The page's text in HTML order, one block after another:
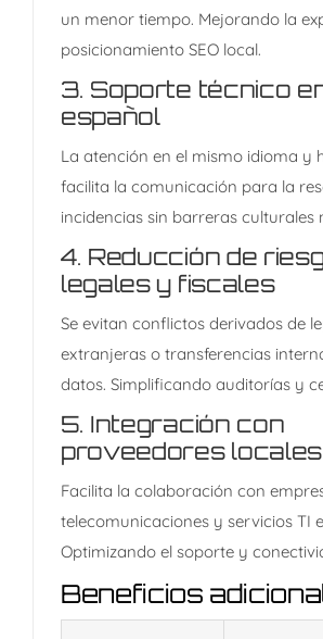
un menor tiempo. Mejorando la
posicionamiento SEO local.
3. Soporte técnico
español
La atención en el mismo idioma y
facilita la comunicación para la
incidencias sin barreras culturales
4. Reducción de
legales y fiscales
Se evitan conflictos derivados de
extranjeras o transferencias
datos. Simplificando auditorías y
5. Integración con
proveedores locales
Facilita la colaboración con
telecomunicaciones y servicios TI
Optimizando el soporte y
Beneficios